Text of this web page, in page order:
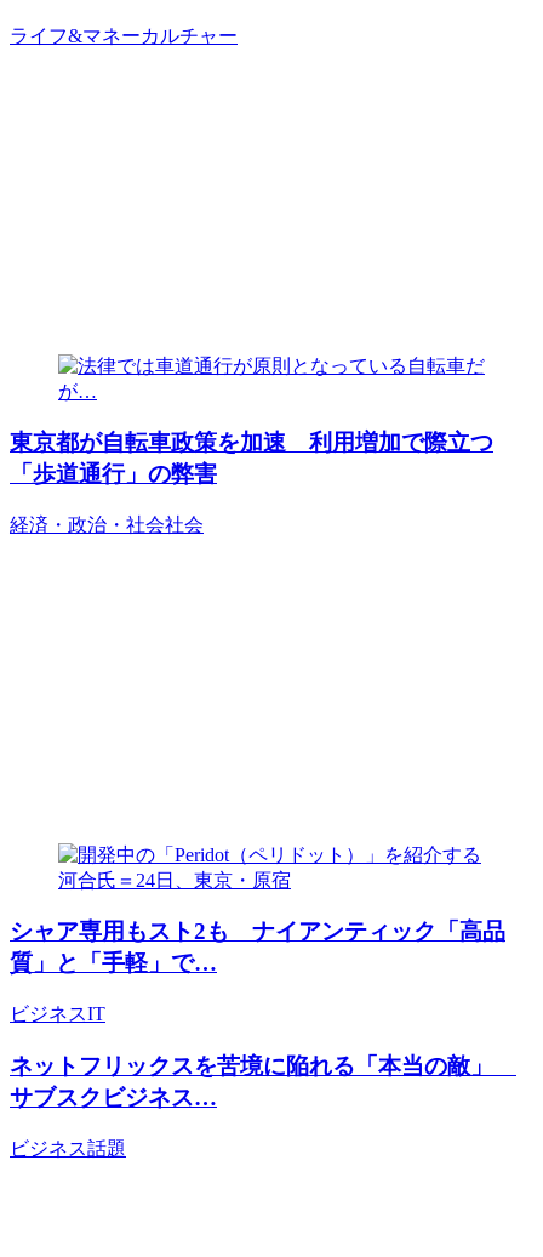
ライフ&マネーカルチャー
東京都が自転車政策を加速 利用増加で際立つ
「歩道通行」の弊害
経済・政治・社会社会
シャア専用もスト2も ナイアンティック「高品
質」と「手軽」で…
ビジネスIT
ネットフリックスを苦境に陥れる「本当の敵」
サブスクビジネス…
ビジネス話題